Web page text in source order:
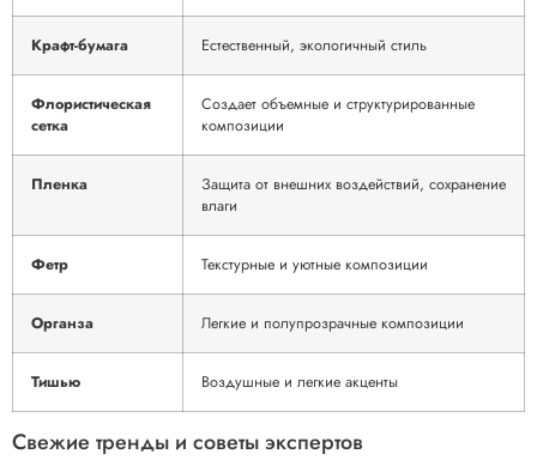
Крафт-бумага Естественный, экологичный стиль
Флористическая
сетка
Создает объемные и структурированные
композиции
Пленка
Защита от внешних воздействий, сохранение
влаги
Фетр Текстурные и уютные композиции
Органза Легкие и полупрозрачные композиции
Тишью Воздушные и легкие акценты
Свежие тренды и советы экспертов